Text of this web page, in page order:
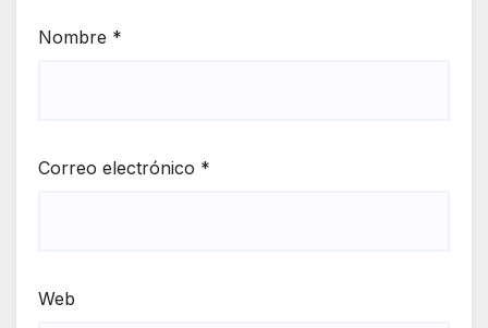
Nombre *
Correo electrónico *
Web